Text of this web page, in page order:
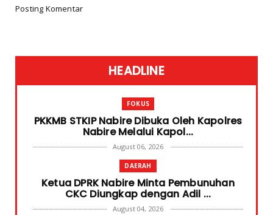
Posting Komentar
HEADLINE
FOKUS
PKKMB STKIP Nabire Dibuka Oleh Kapolres
Nabire Melalui Kapol...
August 06, 2026
DAERAH
Ketua DPRK Nabire Minta Pembunuhan
CKC Diungkap dengan Adil ...
August 04, 2026